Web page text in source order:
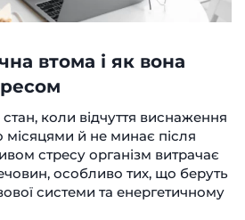
втома і як вона
коли відчуття виснаження
й не минає після
стресу організм витрачає
особливо тих, що беруть
системи та енергетичному